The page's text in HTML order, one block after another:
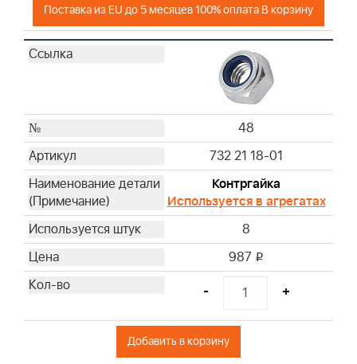
Поставка из EU до 5 месяцев 100% оплата В корзину
48
732 21 18-01
Контргайка
Используется в агрегатах
8
987 i
- +
Добавить в корзину